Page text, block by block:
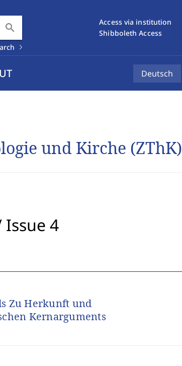
search
Access via institution
Shibboleth Access
Deutsch
und Kirche (ZThK)
Issue 4
Zu Herkunft und
Kernarguments